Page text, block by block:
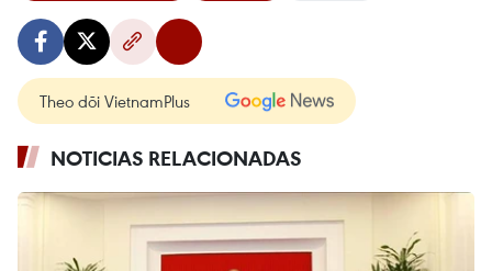
Theo dõi VietnamPlus
NOTICIAS RELACIONADAS